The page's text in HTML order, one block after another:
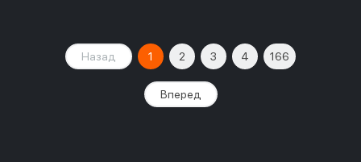
Назад 1 2 3 4 166
Вперед